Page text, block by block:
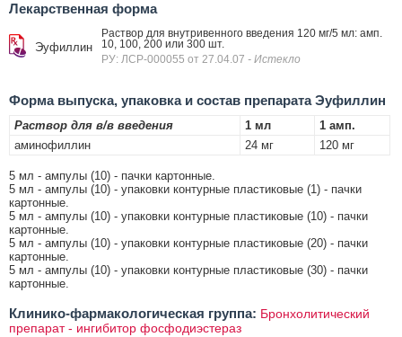
Лекарственная форма
Эуфиллин
Раствор для внутривенного введения 120 мг/5 мл: амп.
10, 100, 200 или 300 шт.
РУ: ЛСР-000055 от 27.04.07 - Истекло
Форма выпуска, упаковка и состав препарата Эуфиллин
Раствор для в/в введения 1 мл
1 амп.
аминофиллин
24 мг 120 мг
5 мл - ампулы (10) - пачки картонные.
5 мл - ампулы (10) - упаковки контурные пластиковые (1) - пачки
картонные.
5 мл - ампулы (10) - упаковки контурные пластиковые (10) - пачки
картонные.
5 мл - ампулы (10) - упаковки контурные пластиковые (20) - пачки
картонные.
5 мл - ампулы (10) - упаковки контурные пластиковые (30) - пачки
картонные.
Клинико-фармакологическая группа: Бронхолитический
препарат - ингибитор фосфодиэстераз